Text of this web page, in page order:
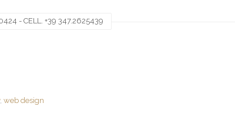
- CELL. +39 347.2625439
, web design